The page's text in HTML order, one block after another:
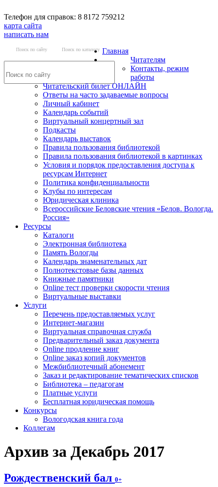
Телефон для справок: 8 8172 759212
карта сайта
написать нам
Поиск по сайту Поиск по каталогу Главная
Читателям
Контакты, режим
работы
Читательский билет ОНЛАЙН
Ответы на часто задаваемые вопросы
Личный кабинет
Календарь событий
Виртуальный концертный зал
Подкасты
Календарь выставок
Правила пользования библиотекой
Правила пользования библиотекой в картинках
Условия и порядок предоставления доступа к
ресурсам Интернет
Политика конфиденциальности
Клубы по интересам
Юридическая клиника
Всероссийские Беловские чтения «Белов. Вологда.
Россия»
Ресурсы
Каталоги
Электронная библиотека
Память Вологды
Календарь знаменательных дат
Полнотекстовые базы данных
Книжные памятники
Online тест проверки скорости чтения
Виртуальные выставки
Услуги
Перечень предоставляемых услуг
Интернет-магазин
Виртуальная справочная служба
Предварительный заказ документа
Online продление книг
Online заказ копий документов
Межбиблиотечный абонемент
Заказ и редактирование тематических списков
Библиотека – педагогам
Платные услуги
Бесплатная юридическая помощь
Конкурсы
Вологодская книга года
Коллегам
Архив за Декабрь 2017
Рождественский бал 0+